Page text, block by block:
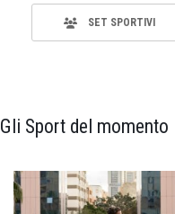
SET SPORTIVI
Gli Sport del momento